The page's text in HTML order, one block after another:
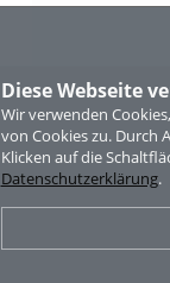
Diese Webseite
Wir verwenden
von Cookies zu. Durch
Klicken auf die
Datenschutzerklärung.